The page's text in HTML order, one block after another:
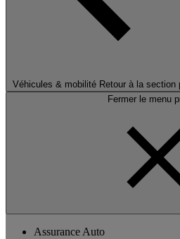
Véhicules & mobilité Retour à la section
Fermer le menu
Assurance Auto